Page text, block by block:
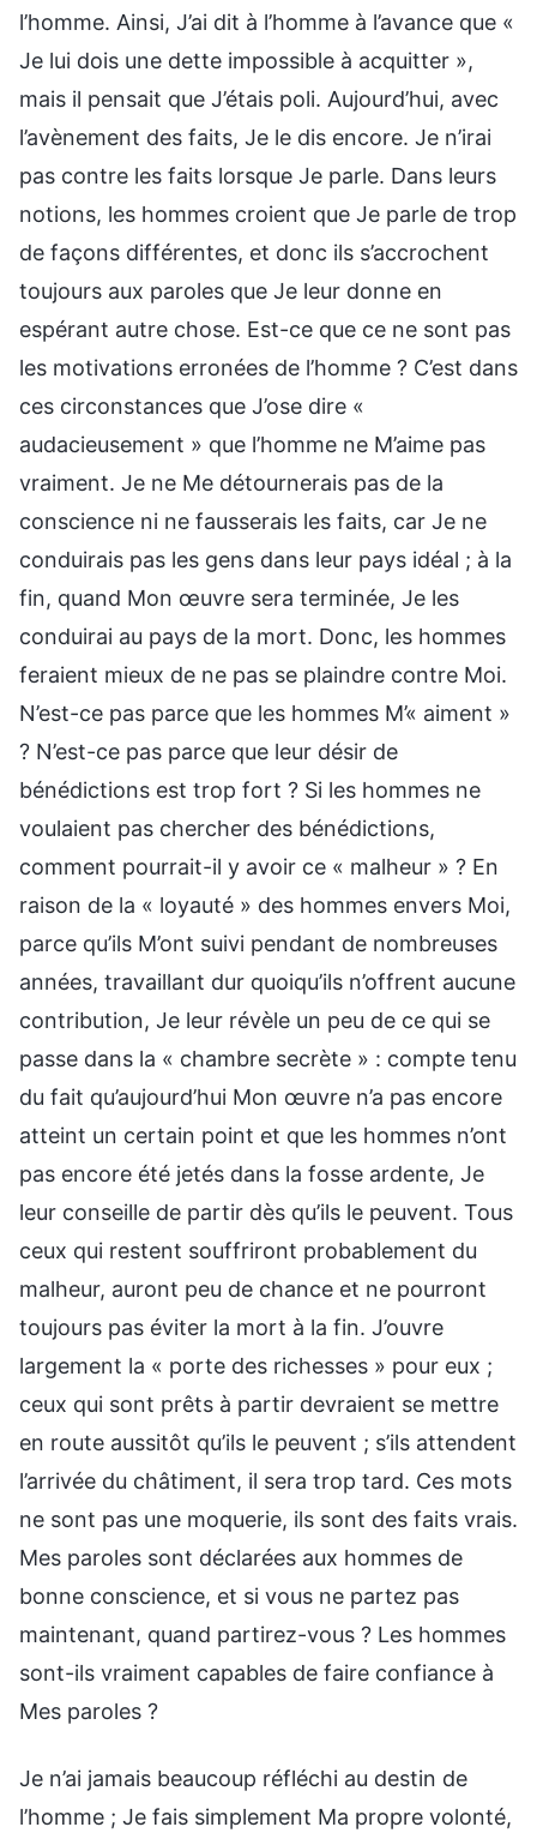
l’homme. Ainsi, J’ai dit à l’homme à l’avance que «
Je lui dois une dette impossible à acquitter »,
mais il pensait que J’étais poli. Aujourd’hui, avec
l’avènement des faits, Je le dis encore. Je n’irai
pas contre les faits lorsque Je parle. Dans leurs
notions, les hommes croient que Je parle de trop
de façons différentes, et donc ils s’accrochent
toujours aux paroles que Je leur donne en
espérant autre chose. Est-ce que ce ne sont pas
les motivations erronées de l’homme ? C’est dans
ces circonstances que J’ose dire «
audacieusement » que l’homme ne M’aime pas
vraiment. Je ne Me détournerais pas de la
conscience ni ne fausserais les faits, car Je ne
conduirais pas les gens dans leur pays idéal ; à la
fin, quand Mon œuvre sera terminée, Je les
conduirai au pays de la mort. Donc, les hommes
feraient mieux de ne pas se plaindre contre Moi.
N’est-ce pas parce que les hommes M’« aiment »
? N’est-ce pas parce que leur désir de
bénédictions est trop fort ? Si les hommes ne
voulaient pas chercher des bénédictions,
comment pourrait-il y avoir ce « malheur » ? En
raison de la « loyauté » des hommes envers Moi,
parce qu’ils M’ont suivi pendant de nombreuses
années, travaillant dur quoiqu’ils n’offrent aucune
contribution, Je leur révèle un peu de ce qui se
passe dans la « chambre secrète » : compte tenu
du fait qu’aujourd’hui Mon œuvre n’a pas encore
atteint un certain point et que les hommes n’ont
pas encore été jetés dans la fosse ardente, Je
leur conseille de partir dès qu’ils le peuvent. Tous
ceux qui restent souffriront probablement du
malheur, auront peu de chance et ne pourront
toujours pas éviter la mort à la fin. J’ouvre
largement la « porte des richesses » pour eux ;
ceux qui sont prêts à partir devraient se mettre
en route aussitôt qu’ils le peuvent ; s’ils attendent
l’arrivée du châtiment, il sera trop tard. Ces mots
ne sont pas une moquerie, ils sont des faits vrais.
Mes paroles sont déclarées aux hommes de
bonne conscience, et si vous ne partez pas
maintenant, quand partirez-vous ? Les hommes
sont-ils vraiment capables de faire confiance à
Mes paroles ?
Je n’ai jamais beaucoup réfléchi au destin de
l’homme ; Je fais simplement Ma propre volonté,